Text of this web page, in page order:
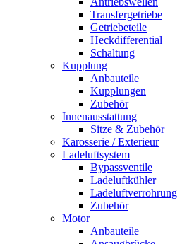
Transfergetriebe
Getriebeteile
Heckdifferential
Schaltung
Kupplung
Anbauteile
Kupplungen
Zubehör
Innenausstattung
Sitze & Zubehör
Karosserie / Exterieur
Ladeluftsystem
Bypassventile
Ladeluftkühler
Ladeluftverrohrung
Zubehör
Motor
Anbauteile